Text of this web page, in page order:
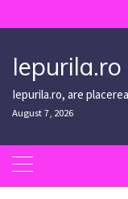
to
Iepurila.ro
Iepurila.ro, are
August 7, 2026